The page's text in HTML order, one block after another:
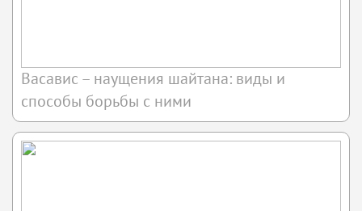
Васавис – наущения шайтана: виды и
способы борьбы с ними